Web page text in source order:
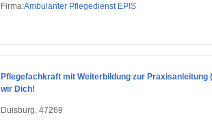
Firma:Ambulanter Pflegedienst EPIS
Pflegefachkraft mit Weiterbildung zur Praxisanleitung
wir Dich!
Duisburg, 47269